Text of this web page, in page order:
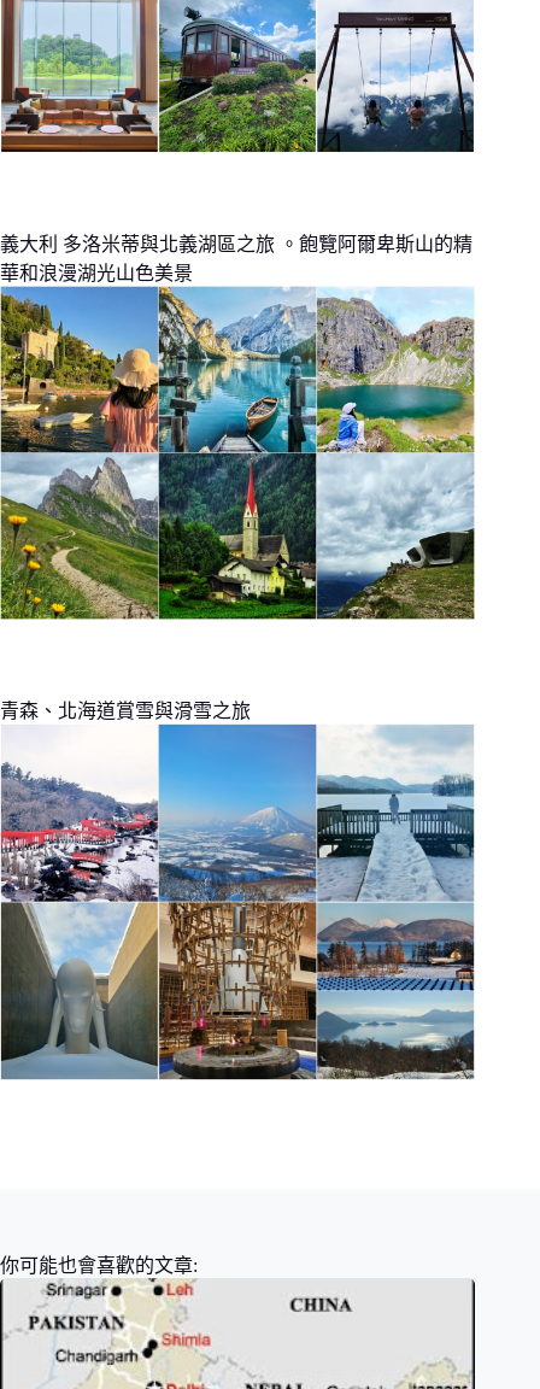
義大利 多洛米蒂與北義湖區之旅 。飽覽阿爾卑斯山的精
華和浪漫湖光山色美景
青森、北海道賞雪與滑雪之旅
你可能也會喜歡的文章: